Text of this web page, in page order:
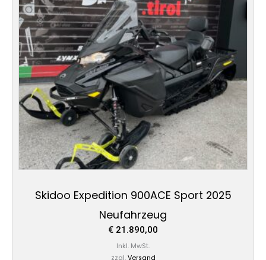
Skidoo Expedition 900ACE Sport 2025
Neufahrzeug
€ 21.890,00
Inkl. MwSt.
zzgl. Versand